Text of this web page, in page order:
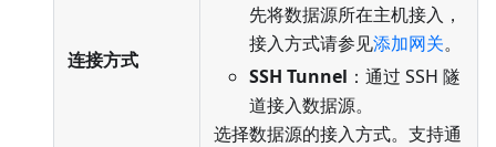
连接方式
先将数据源所在主机接入，
接入方式请参见添加网关。
SSH Tunnel ：通过 SSH 隧
道接入数据源。
选择数据源的接入方式。支持通